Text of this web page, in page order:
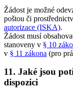
Žádost je možné
poštou či
autorizace (ISKA).
Žádost musí
stanoveny v § 10
v § 11 zákona (pro
11. Jaké jsou
dispozici